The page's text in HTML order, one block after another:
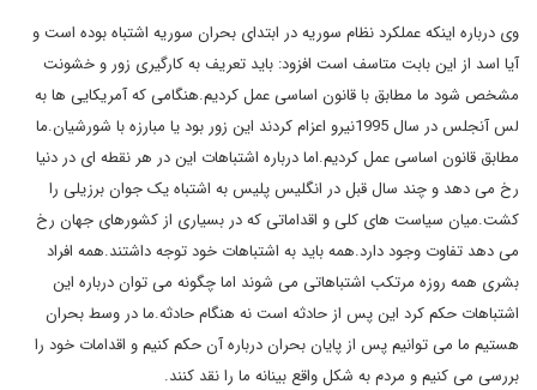
وی درباره اینکه عملکرد نظام سوریه در ابتدای بحران سوریه اشتباه بوده است و
آیا اسد از این بابت متاسف است افزود: باید تعریف به کارگیری زور و خشونت
مشخص شود ما مطابق با قانون اساسی عمل کردیم.هنگامی که آمریکایی ها به
لس آنجلس در سال 1995نیرو اعزام کردند این زور بود یا مبارزه با شورشیان.ما
مطابق قانون اساسی عمل کردیم.اما درباره اشتباهات این در هر نقطه ای در دنیا
رخ می دهد و چند سال قبل در انگلیس پلیس به اشتباه یک جوان برزیلی را
کشت.میان سیاست های کلی و اقداماتی که در بسیاری از کشورهای جهان رخ
می دهد تفاوت وجود دارد.همه باید به اشتباهات خود توجه داشتند.همه افراد
بشری همه روزه مرتکب اشتباهاتی می شوند اما چگونه می توان درباره این
اشتباهات حکم کرد این پس از حادثه است نه هنگام حادثه.ما در وسط بحران
هستیم ما می توانیم پس از پایان بحران درباره آن حکم کنیم و اقدامات خود را
بررسی می کنیم و مردم به شکل واقع بینانه ما را نقد کنند.